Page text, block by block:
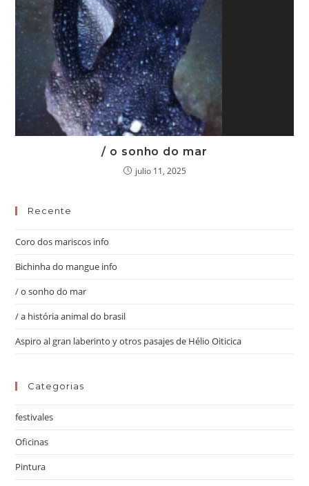
/ o sonho do mar
julio 11, 2025
Recente
Coro dos mariscos info
Bichinha do mangue info
/ o sonho do mar
/ a história animal do brasil
Aspiro al gran laberinto y otros pasajes de Hélio Oiticica
Categorias
festivales
Oficinas
Pintura